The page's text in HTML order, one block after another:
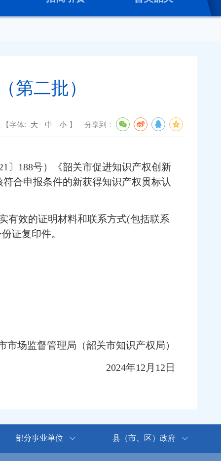
第二批）
【字体: 大 中 小 】 分享到：
188号）《韶关市促进知识产权创新
合申报条件的新获得知识产权贯标认
效的证明材料和联系方式(包括联系
证复印件。
场监督管理局（韶关市知识产权局）
2024年12月12日
部分事业单位 县（市、区）政府